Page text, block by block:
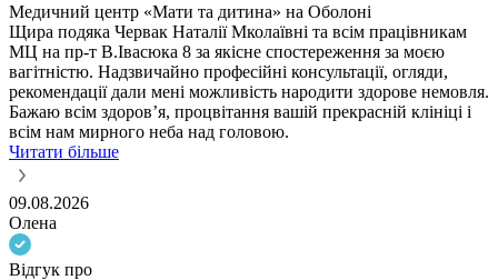
Медичний центр «Мати та дитина» на Оболоні
Щира подяка Червак Наталії Мколаївні та всім працівникам
МЦ на пр-т В.Івасюка 8 за якісне спостереження за моєю
вагітністю. Надзвичайно професійні консультації, огляди,
рекомендації дали мені можливість народити здорове немовля.
Бажаю всім здоров’я, процвітання вашій прекрасній клініці і
всім нам мирного неба над головою.
Читати більше
09.08.2026
Олена
Відгук про